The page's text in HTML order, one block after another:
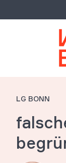
LG BONN